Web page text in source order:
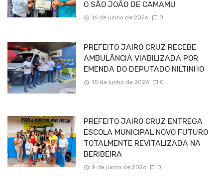
O SÃO JOÃO DE CAMAMU
16 de junho de 2026 0
PREFEITO JAIRO CRUZ RECEBE
AMBULÂNCIA VIABILIZADA POR
EMENDA DO DEPUTADO NILTINHO
15 de junho de 2026 0
PREFEITO JAIRO CRUZ ENTREGA
ESCOLA MUNICIPAL NOVO FUTURO
TOTALMENTE REVITALIZADA NA
BERIBEIRA
9 de junho de 2026 0